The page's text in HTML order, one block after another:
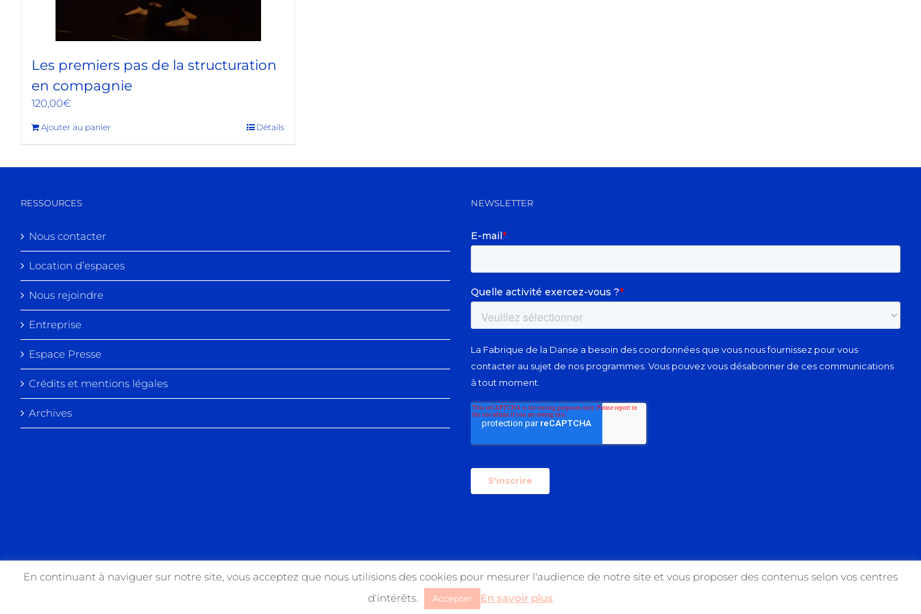
Les premiers pas de la structuration
en compagnie
120,00€
Ajouter au panier Détails
RESSOURCES
Nous contacter
Location d’espaces
Nous rejoindre
Entreprise
Espace Presse
Crédits et mentions légales
Archives
NEWSLETTER
En continuant à naviguer sur notre site, vous acceptez que nous utilisions des cookies pour mesurer l'audience de notre site et vous proposer des contenus selon vos centres
d'intérêts.
Accepter En savoir plus